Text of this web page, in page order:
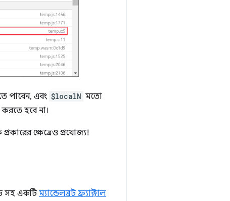
পাবেন, এবং $localN মতো
হবে না।
ক্ষেত্রেও প্রযোজ্য!
সহ একটিম্যান্ডেলব্রট ফ্র্যাক্টাল